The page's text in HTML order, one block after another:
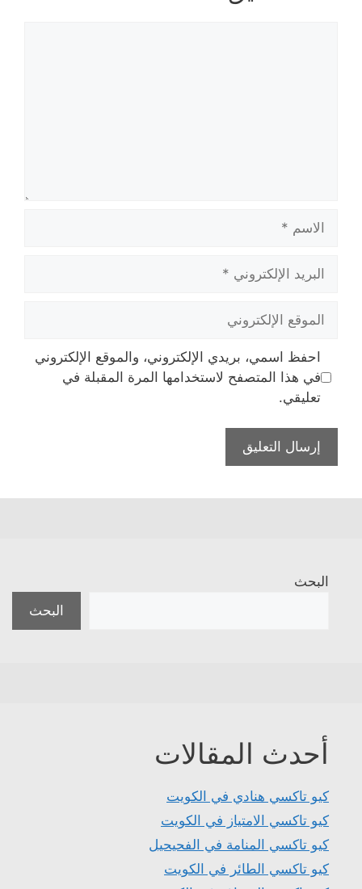
الإلكتروني
الإلكتروني
احفظ اسمي، بريدي الإلكتروني، والموقع الإلكتروني
في هذا المتصفح لاستخدامها المرة المقبلة في
تعليقي.
البحث
البحث
أحدث المقالات
كيو تاكسي هنادي في الكويت
كيو تاكسي الامتياز في الكويت
كيو تاكسي المنامة في الفحيحيل
كيو تاكسي الطائر في الكويت